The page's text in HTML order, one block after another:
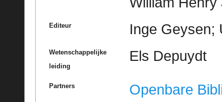
Editeur Inge Geysen;
Wetenschappelijke
leiding
Els Depuydt
Partners
Openbare